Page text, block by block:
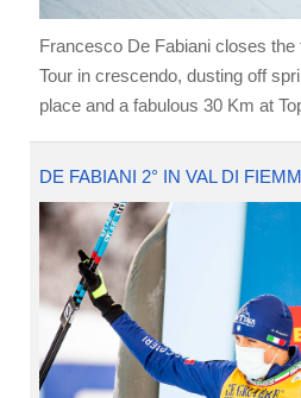
Francesco De Fabiani closes the
Tour in crescendo, dusting off
place and a fabulous 30 Km at
DE FABIANI 2° IN VAL DI